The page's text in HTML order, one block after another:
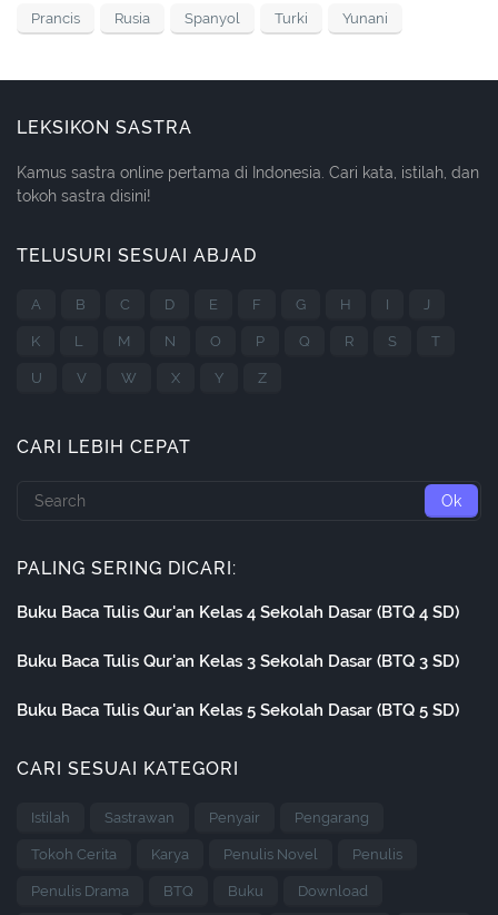
Prancis Rusia Spanyol Turki Yunani
LEKSIKON SASTRA
Kamus sastra online pertama di Indonesia. Cari kata, istilah, dan
tokoh sastra disini!
TELUSURI SESUAI ABJAD
A B C D E F G H I J
K L M N O P Q R S T
U V W X Y Z
CARI LEBIH CEPAT
PALING SERING DICARI:
Buku Baca Tulis Qur'an Kelas 4 Sekolah Dasar (BTQ 4 SD)
Buku Baca Tulis Qur'an Kelas 3 Sekolah Dasar (BTQ 3 SD)
Buku Baca Tulis Qur'an Kelas 5 Sekolah Dasar (BTQ 5 SD)
CARI SESUAI KATEGORI
Istilah Sastrawan Penyair Pengarang
Tokoh Cerita Karya Penulis Novel Penulis
Penulis Drama BTQ Buku Download